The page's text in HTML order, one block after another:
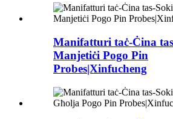
Manifatturi taċ-Ċina
Manjetiċi Pogo Pin
Probes|Xinfucheng